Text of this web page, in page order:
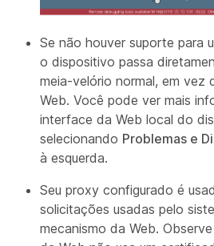
Se não houver suporte para
o dispositivo passa
meia-velório normal, em vez
Web. Você pode ver mais
interface da Web local do
selecionando Problemas e
à esquerda.
Seu proxy configurado é
solicitações usadas pelo
mecanismo da Web.